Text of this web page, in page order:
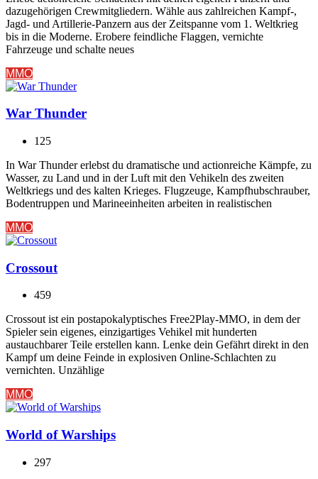
dazugehörigen Crewmitgliedern. Wähle aus zahlreichen Kampf-,
Jagd- und Artillerie-Panzern aus der Zeitspanne vom 1. Weltkrieg
bis in die Moderne. Erobere feindliche Flaggen, vernichte
Fahrzeuge und schalte neues
MMO
War Thunder
125
In War Thunder erlebst du dramatische und actionreiche Kämpfe, zu
Wasser, zu Land und in der Luft mit den Vehikeln des zweiten
Weltkriegs und des kalten Krieges. Flugzeuge, Kampfhubschrauber,
Bodentruppen und Marineeinheiten arbeiten in realistischen
MMO
Crossout
459
Crossout ist ein postapokalyptisches Free2Play-MMO, in dem der
Spieler sein eigenes, einzigartiges Vehikel mit hunderten
austauchbarer Teile erstellen kann. Lenke dein Gefährt direkt in den
Kampf um deine Feinde in explosiven Online-Schlachten zu
vernichten. Unzählige
MMO
World of Warships
297